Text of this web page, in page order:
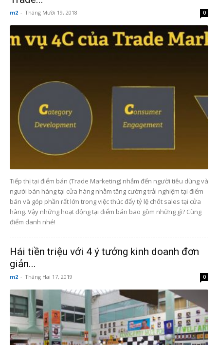
m2 - Tháng Mười 19, 2018 0
Tiếp thị tại điểm bán (Trade Marketing) nhắm đến người tiêu dùng và
người bán hàng tại cửa hàng nhằm tăng cường trải nghiệm tại điểm
bán và góp phần rất lớn trong việc thúc đẩy tỷ lệ chốt sales tại cửa
hàng. Vậy những hoạt động tại điểm bán bao gồm những gì? Cùng
điểm danh nhé!
Hái tiền triệu với 4 ý tưởng kinh doanh đơn
giản...
m2 - Tháng Hai 17, 2019 0